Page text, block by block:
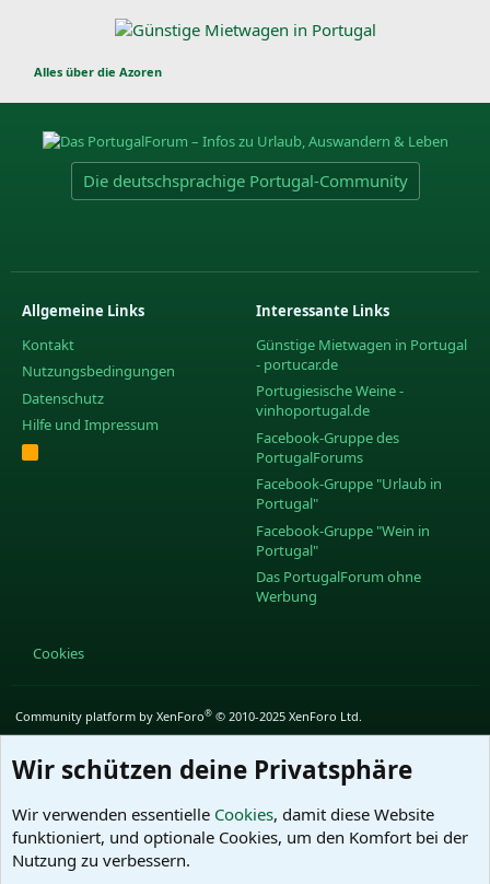
Alles über die Azoren
Die deutschsprachige Portugal-Community
Allgemeine Links
Kontakt
Nutzungsbedingungen
Datenschutz
Hilfe und Impressum
R
S
Interessante Links
Günstige Mietwagen in Portugal
- portucar.de
Portugiesische Weine -
vinhoportugal.de
Facebook-Gruppe des
PortugalForums
Facebook-Gruppe "Urlaub in
Portugal"
Facebook-Gruppe "Wein in
Portugal"
Das PortugalForum ohne
Werbung
Cookies
Community platform by XenForo® © 2010-2025 XenForo Ltd.
Wir schützen deine Privatsphäre
Wir verwenden essentielle Cookies, damit diese Website
funktioniert, und optionale Cookies, um den Komfort bei der
Nutzung zu verbessern.